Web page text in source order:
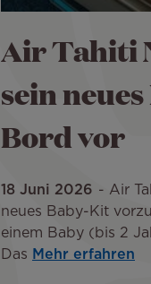
Air Tahiti
sein
Bord vor
18 Juni 2026
Air
neues Baby-Kit
einem Baby (bis 2
Das Mehr erfahren